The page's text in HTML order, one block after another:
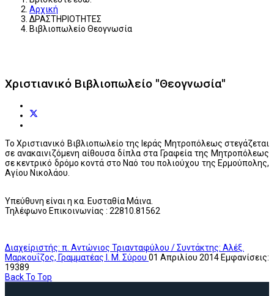
Αρχική
ΔΡΑΣΤΗΡΙΟΤΗΤΕΣ
Βιβλιοπωλείο Θεογνωσία
Χριστιανικό Βιβλιοπωλείο "Θεογνωσία"
Το Χριστιανικό Βιβλιοπωλείο της Ιεράς Μητροπόλεως στεγάζεται
σε ανακαινιζόμενη αίθουσα δίπλα στα Γραφεία της Μητροπόλεως
σε κεντρικό δρόμο κοντά στο Ναό του πολιούχου της Ερμούπολης,
Αγίου Νικολάου.
Υπεύθυνη είναι η κα. Ευσταθία Μάινα.
Τηλέφωνο Επικοινωνίας : 22810.81562
Διαχείριστής: π. Αντώνιος Τριανταφύλου / Συντάκτης: Αλέξ.
Μαρκουΐζος, Γραμματέας Ι. Μ. Σύρου 01 Απριλίου 2014 Εμφανίσεις:
19389
Back To Top